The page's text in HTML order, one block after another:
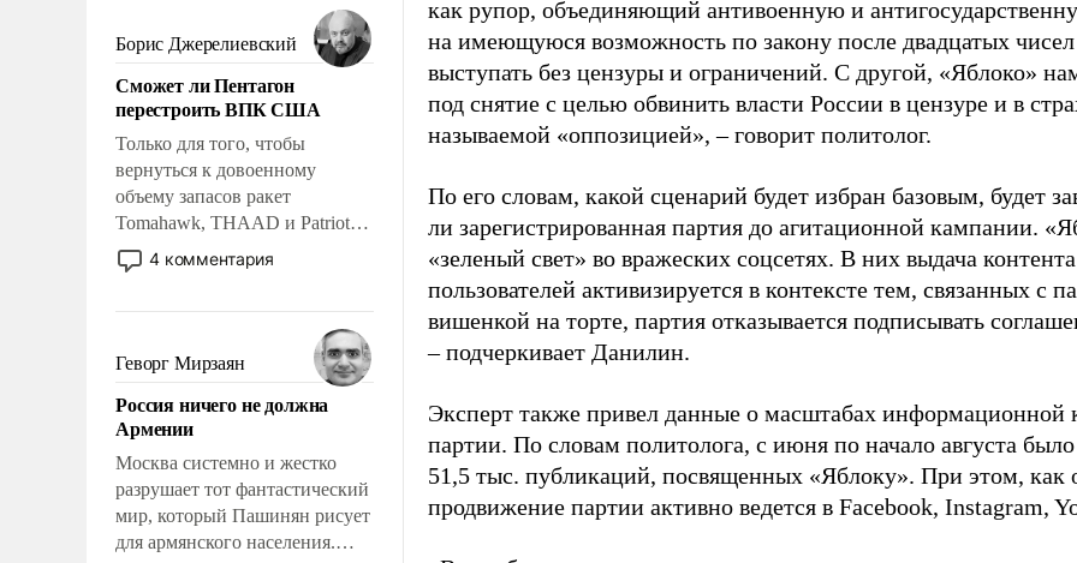
мужественным и твердым под
ударами судьбы, брать на себя
ответственность, помогать
слабым, идти вперед и
адаптироваться.
Борис Джерелиевский
Сможет ли Пентагон
перестроить ВПК США
Только для того, чтобы
вернуться к довоенному
объему запасов ракет
Tomahawk, THAAD и Patriot
США потребуется более трех
лет. Даже небольшая война с
Сложившаяся ситуация
означает многолетний период
уязвимости США, например,
перед Китаем.
4 комментария
Геворг Мирзаян
Россия ничего не должна
Армении
Москва системно и жестко
разрушает тот фантастический
мир, который Пашинян рисует
для армянского населения.
как рупор, объединяющий антивоенную и
на имеющуюся возможность по закону после двадцатых
выступать без цензуры и ограничений. С другой, «Яблоко»
под снятие с целью обвинить власти России в цензуре и в
называемой «оппозицией», – говорит политолог.
По его словам, какой сценарий будет избран базовым, будет
ли зарегистрированная партия до агитационной кампании.
«зеленый свет» во вражеских соцсетях. В них выдача
пользователей активизируется в контексте тем, связанных с
вишенкой на торте, партия отказывается подписывать
– подчеркивает Данилин.
Эксперт также привел данные о масштабах информационной
партии. По словам политолога, с июня по начало августа
51,5 тыс. публикаций, посвященных «Яблоку». При этом, как
продвижение партии активно ведется в Facebook, Instagram,